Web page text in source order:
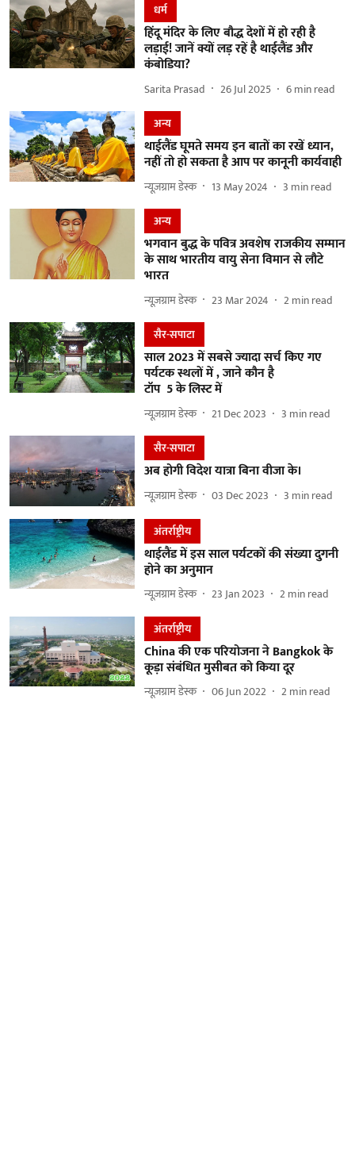
धर्म
हिंदू मंदिर के लिए बौद्ध देशों में हो रही है
लड़ाई! जानें क्यों लड़ रहें है थाईलैंड और
कंबोडिया?
Sarita Prasad 26 Jul 2025 6min read
अन्य
थाईलैंड घूमते समय इन बातों का रखें ध्यान,
नहीं तो हो सकता है आप पर कानूनी कार्यवाही
न्यूज़ग्राम डेस्क 13 May 2024 3 min read
अन्य
भगवान बुद्ध के पवित्र अवशेष राजकीय सम्मान
के साथ भारतीय वायु सेना विमान से लौटे
भारत
न्यूज़ग्राम डेस्क 23 Mar 2024 2min read
सैर-सपाटा
साल 2023 में सबसे ज्यादा सर्च किए गए
पर्यटक स्थलों में , जाने कौन है
टॉप 5 के लिस्ट में
न्यूज़ग्राम डेस्क 21 Dec 2023 3 min read
सैर-सपाटा
अब होगी विदेश यात्रा बिना वीजा के।
न्यूज़ग्राम डेस्क 03 Dec 2023 3 min read
अंतर्राष्ट्रीय
थाईलैंड में इस साल पर्यटकों की संख्या दुगनी
होने का अनुमान
न्यूज़ग्राम डेस्क 23 Jan 2023 2min read
अंतर्राष्ट्रीय
China की एक परियोजना ने Bangkok के
कूड़ा संबंधित मुसीबत को किया दूर
न्यूज़ग्राम डेस्क 06 Jun 2022 2min read